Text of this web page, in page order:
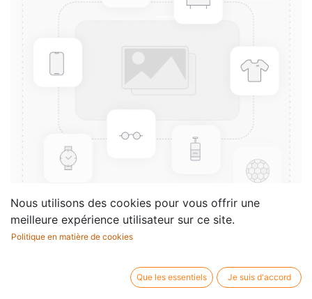
1er Solo
Legron Leon
Nous utilisons des cookies pour vous offrir une
meilleure expérience utilisateur sur ce site.
Politique en matière de cookies
Que les essentiels Je suis d'accord